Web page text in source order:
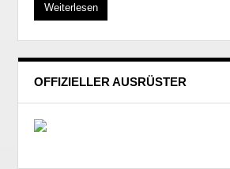
Weiterlesen
OFFIZIELLER AUSRÜSTER